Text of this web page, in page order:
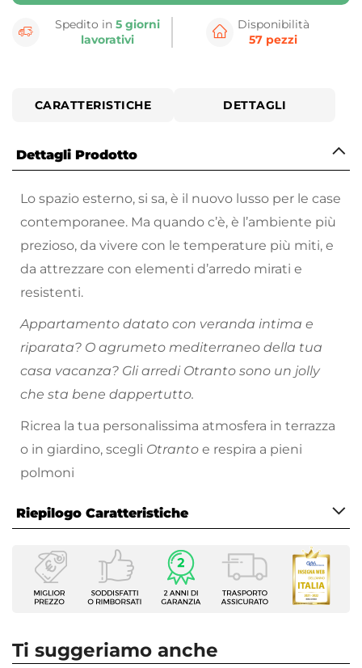
Spedito in5 giorni
lavorativi
Disponibilità
57 pezzi
CARATTERISTICHE DETTAGLI
Dettagli Prodotto
Lo spazio esterno, si sa, è il nuovo lusso per le case
contemporanee. Ma quando c’è, è l’ambiente più
prezioso, da vivere con le temperature più miti, e
da attrezzare con elementi d’arredo mirati e
resistenti.
Appartamento datato con veranda intima e
riparata? O agrumeto mediterraneo della tua
casa vacanza? Gli arredi Otranto sono un jolly
che sta bene dappertutto.
Ricrea la tua personalissima atmosfera in terrazza
o in giardino, scegli Otranto e respira a pieni
polmoni
Riepilogo Caratteristiche
Caratteristiche
Tipologia
Tavolo fisso
Forma
Ti suggeriamo anche